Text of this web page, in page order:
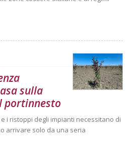
sulla
portinnesto
i ristoppi degli impianti necessitano di
arrivare solo da una seria